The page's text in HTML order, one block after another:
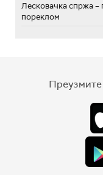
Лесковачка спржа –
пореклом